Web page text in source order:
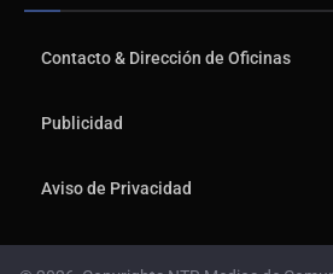
Contacto & Dirección de Oficinas
Publicidad
Aviso de Privacidad